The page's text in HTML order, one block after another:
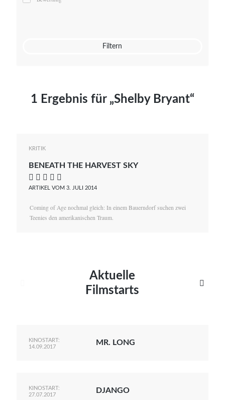
Mato von Vogelstein
Filtern
1 Ergebnis für „Shelby Bryant“
KRITIK
BENEATH THE HARVEST SKY
    
ARTIKEL VOM 3. JULI 2014
Coming of Age nochmal gleich: In einem Bauerndorf suchen zwei
Teenies den amerikanischen Traum.
Aktuelle
Filmstarts

KINOSTART:
14.09.2017
MR. LONG
KINOSTART:
27.07.2017
DJANGO